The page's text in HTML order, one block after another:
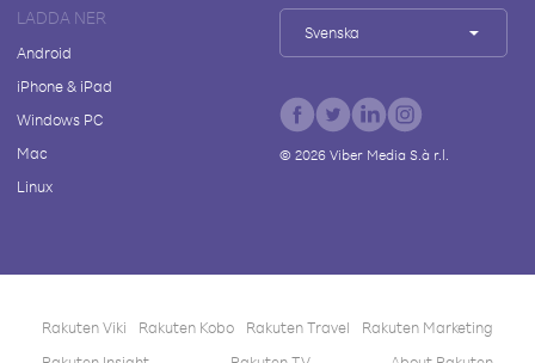
LADDA NER
Android
iPhone & iPad
Windows PC
Mac
Linux
Svenska
© 2026Viber Media S.à r.l.
Rakuten Viki Rakuten Kobo Rakuten Travel
Rakuten Marketing